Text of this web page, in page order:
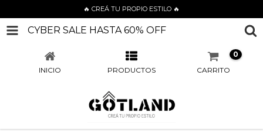
🔥 CREÁ TU PROPIO ESTILO 🔥
CYBER SALE HASTA 60% OFF
INICIO PRODUCTOS CARRITO
0